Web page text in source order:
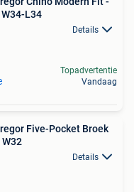
L34
Details
Topadvertentie
Vandaag
Five-Pocket Broek
Details